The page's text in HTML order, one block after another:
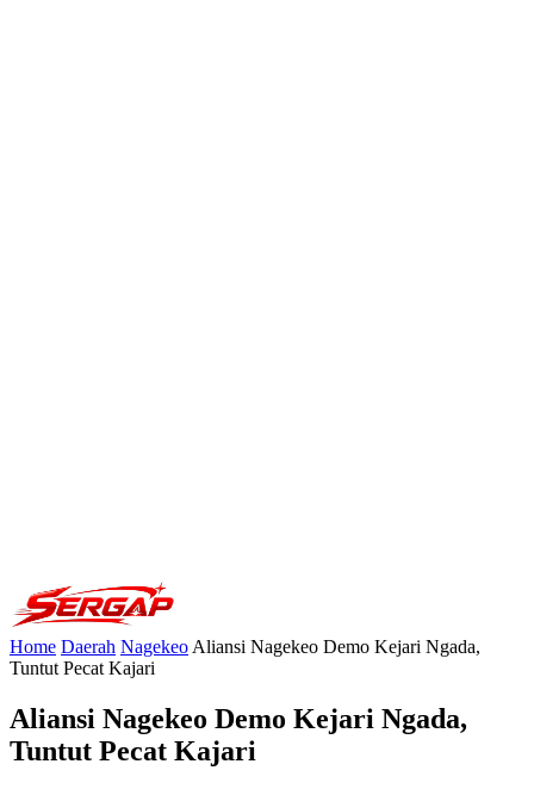
Home Daerah Nagekeo Aliansi Nagekeo Demo Kejari Ngada,
Tuntut Pecat Kajari
Aliansi Nagekeo Demo Kejari Ngada,
Tuntut Pecat Kajari